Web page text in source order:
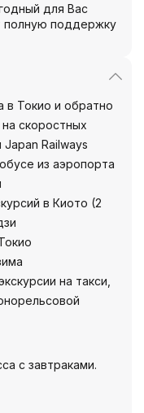
для Вас
полную поддержку
в Токио и обратно
скоростных
Railways
из аэропорта
в Киото (2
на такси,
с завтраками.